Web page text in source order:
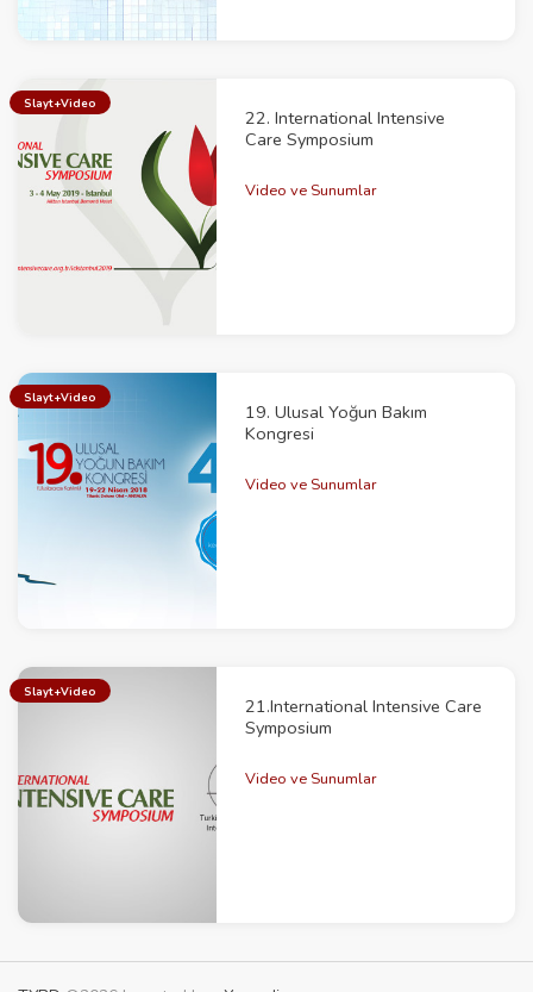
Slayt+Video
22. International Intensive
Care Symposium
Video ve Sunumlar
Slayt+Video
19. Ulusal Yoğun Bakım
Kongresi
Video ve Sunumlar
Slayt+Video
21.International Intensive Care
Symposium
Video ve Sunumlar